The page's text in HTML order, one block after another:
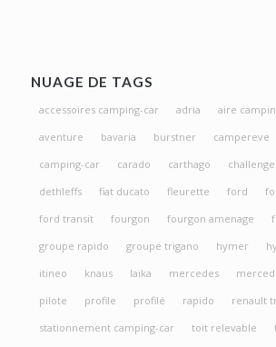
NUAGE DE TAGS
accessoires camping-car adria aire
aventure
bavaria burstner campereve
camping-car
carado carthago
dethleffs
fiat ducato fleurette ford
ford transit
fourgon fourgon amenage
groupe rapido
groupe trigano hymer
itineo
knaus laika mercedes
pilote
profile profilé rapido
renault
stationnement camping-car
toit relevable